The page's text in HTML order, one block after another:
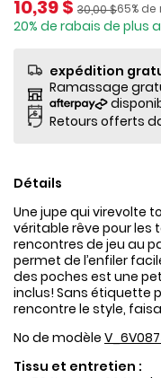
Prix de solde
10,39 $ 65%
Prix ​​de détail
30,00 $
20% de rabais de plus
expédition
Ramassage
Retours offerts
Détails
Une jupe qui virevolte
véritable rêve pour les
rencontres de jeu au
permet de l’enfiler
des poches est une
inclus! Sans étiquette
rencontre le style,
No de modèle
Tissu et entretien :